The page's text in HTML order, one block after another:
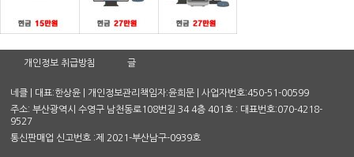
개인정보 취급방침 글
네클 | 대표:한상윤 | 개인정보관리책임자:윤희문 | 사업자번호:450-51-00599
주소: 부산광역시 수영구 남천동로108번길 34 4층 401호 : 대표번호:070-4218-
9527
통신판매업 신고번호 :제 2021-부산남구-0939호